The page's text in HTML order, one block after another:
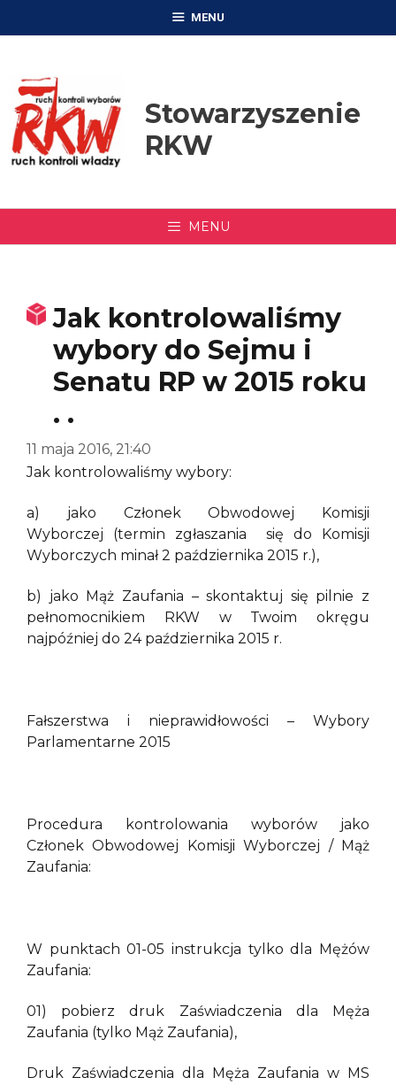
MENU
Stowarzyszenie
RKW
MENU
Jak kontrolowaliśmy
wybory do Sejmu i
Senatu RP w 2015 roku
. .
11 maja 2016, 21:40
Jak kontrolowaliśmy wybory:
a) jako Członek Obwodowej Komisji
Wyborczej (termin zgłaszania się do Komisji
Wyborczych minał 2 października 2015 r.),
b) jako Mąż Zaufania – skontaktuj się pilnie z
pełnomocnikiem RKW w Twoim okręgu
najpóźniej do 24 października 2015 r.
Fałszerstwa i nieprawidłowości – Wybory
Parlamentarne 2015
Procedura kontrolowania wyborów jako
Członek Obwodowej Komisji Wyborczej / Mąż
Zaufania:
W punktach 01-05 instrukcja tylko dla Mężów
Zaufania:
01) pobierz druk Zaświadczenia dla Męża
Zaufania (tylko Mąż Zaufania),
Druk Zaświadczenia dla Męża Zaufania w MS